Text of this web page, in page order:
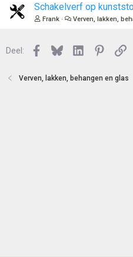
Schakelverf op
Frank Verven, lakken,
Deel: Facebook
BlueskyLinkedIn
Verven, lakken, behangen en glas